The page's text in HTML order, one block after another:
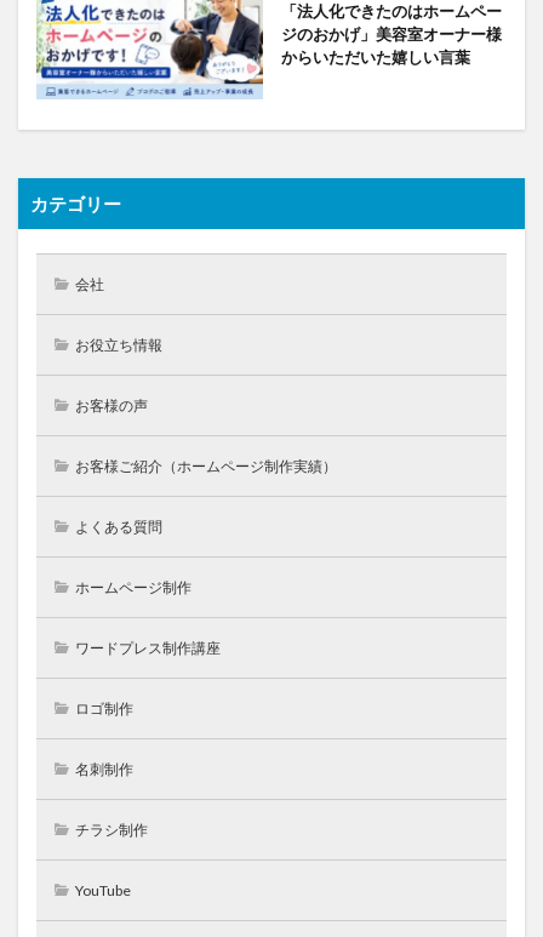
「法人化できたのはホームペー
ジのおかげ」美容室オーナー様
からいただいた嬉しい言葉
カテゴリー
会社
お役立ち情報
お客様の声
お客様ご紹介（ホームページ制作実績）
よくある質問
ホームページ制作
ワードプレス制作講座
ロゴ制作
名刺制作
チラシ制作
YouTube